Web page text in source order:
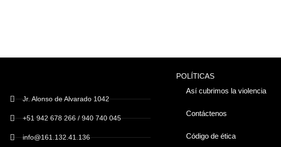
Jr. Alonso de Alvarado 1042
+51 942 678 266 / 940 740 045
info@161.132.41.136
POLÍTICAS
Así cubrimos la violencia
Contáctenos
Código de ética